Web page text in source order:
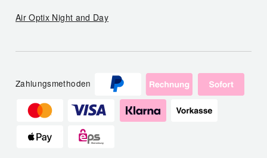
Air Optix Night and Day
Zahlungsmethoden